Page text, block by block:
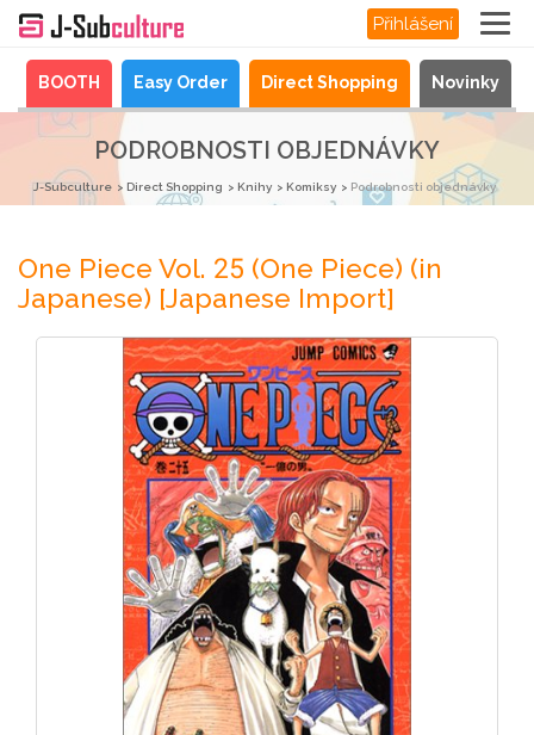
Přihlášení
BOOTH Easy Order Direct Shopping Novinky
PODROBNOSTI OBJEDNÁVKY
J-Subculture Direct Shopping Knihy Komiksy Podrobnosti objednávky
One Piece Vol. 25 (One Piece) (in
Japanese) [Japanese Import]